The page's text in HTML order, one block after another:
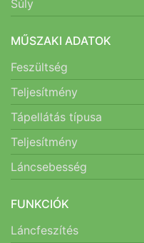
Súly
MŰSZAKI ADATOK
Feszültség
Teljesítmény
Tápellátás típusa
Teljesítmény
Láncsebesség
FUNKCIÓK
Láncfeszítés